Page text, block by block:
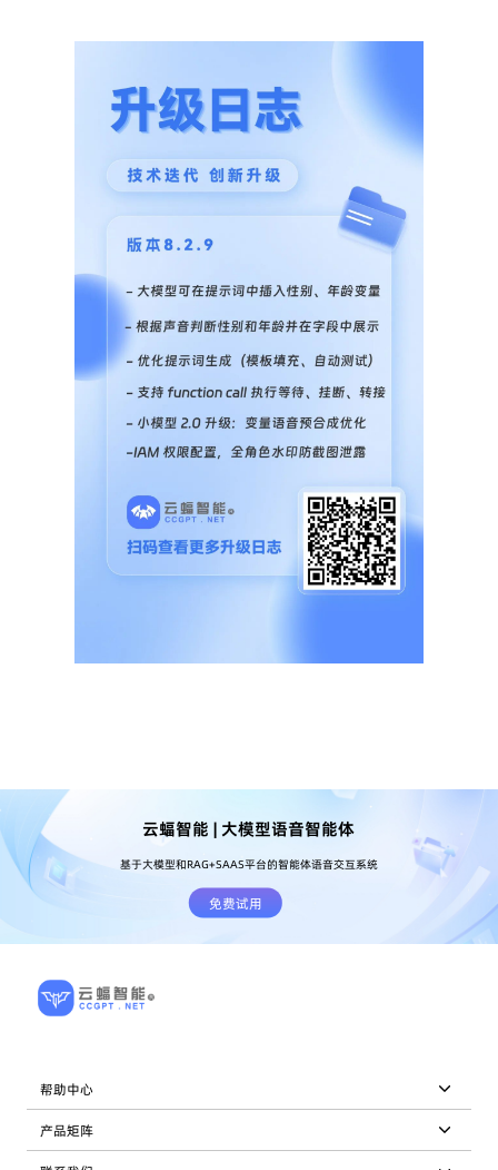
云蝠智能 | 大模型语音智能体
基于大模型和RAG+SAAS平台的智能体语音交互系统
免费试用
帮助中心
产品矩阵